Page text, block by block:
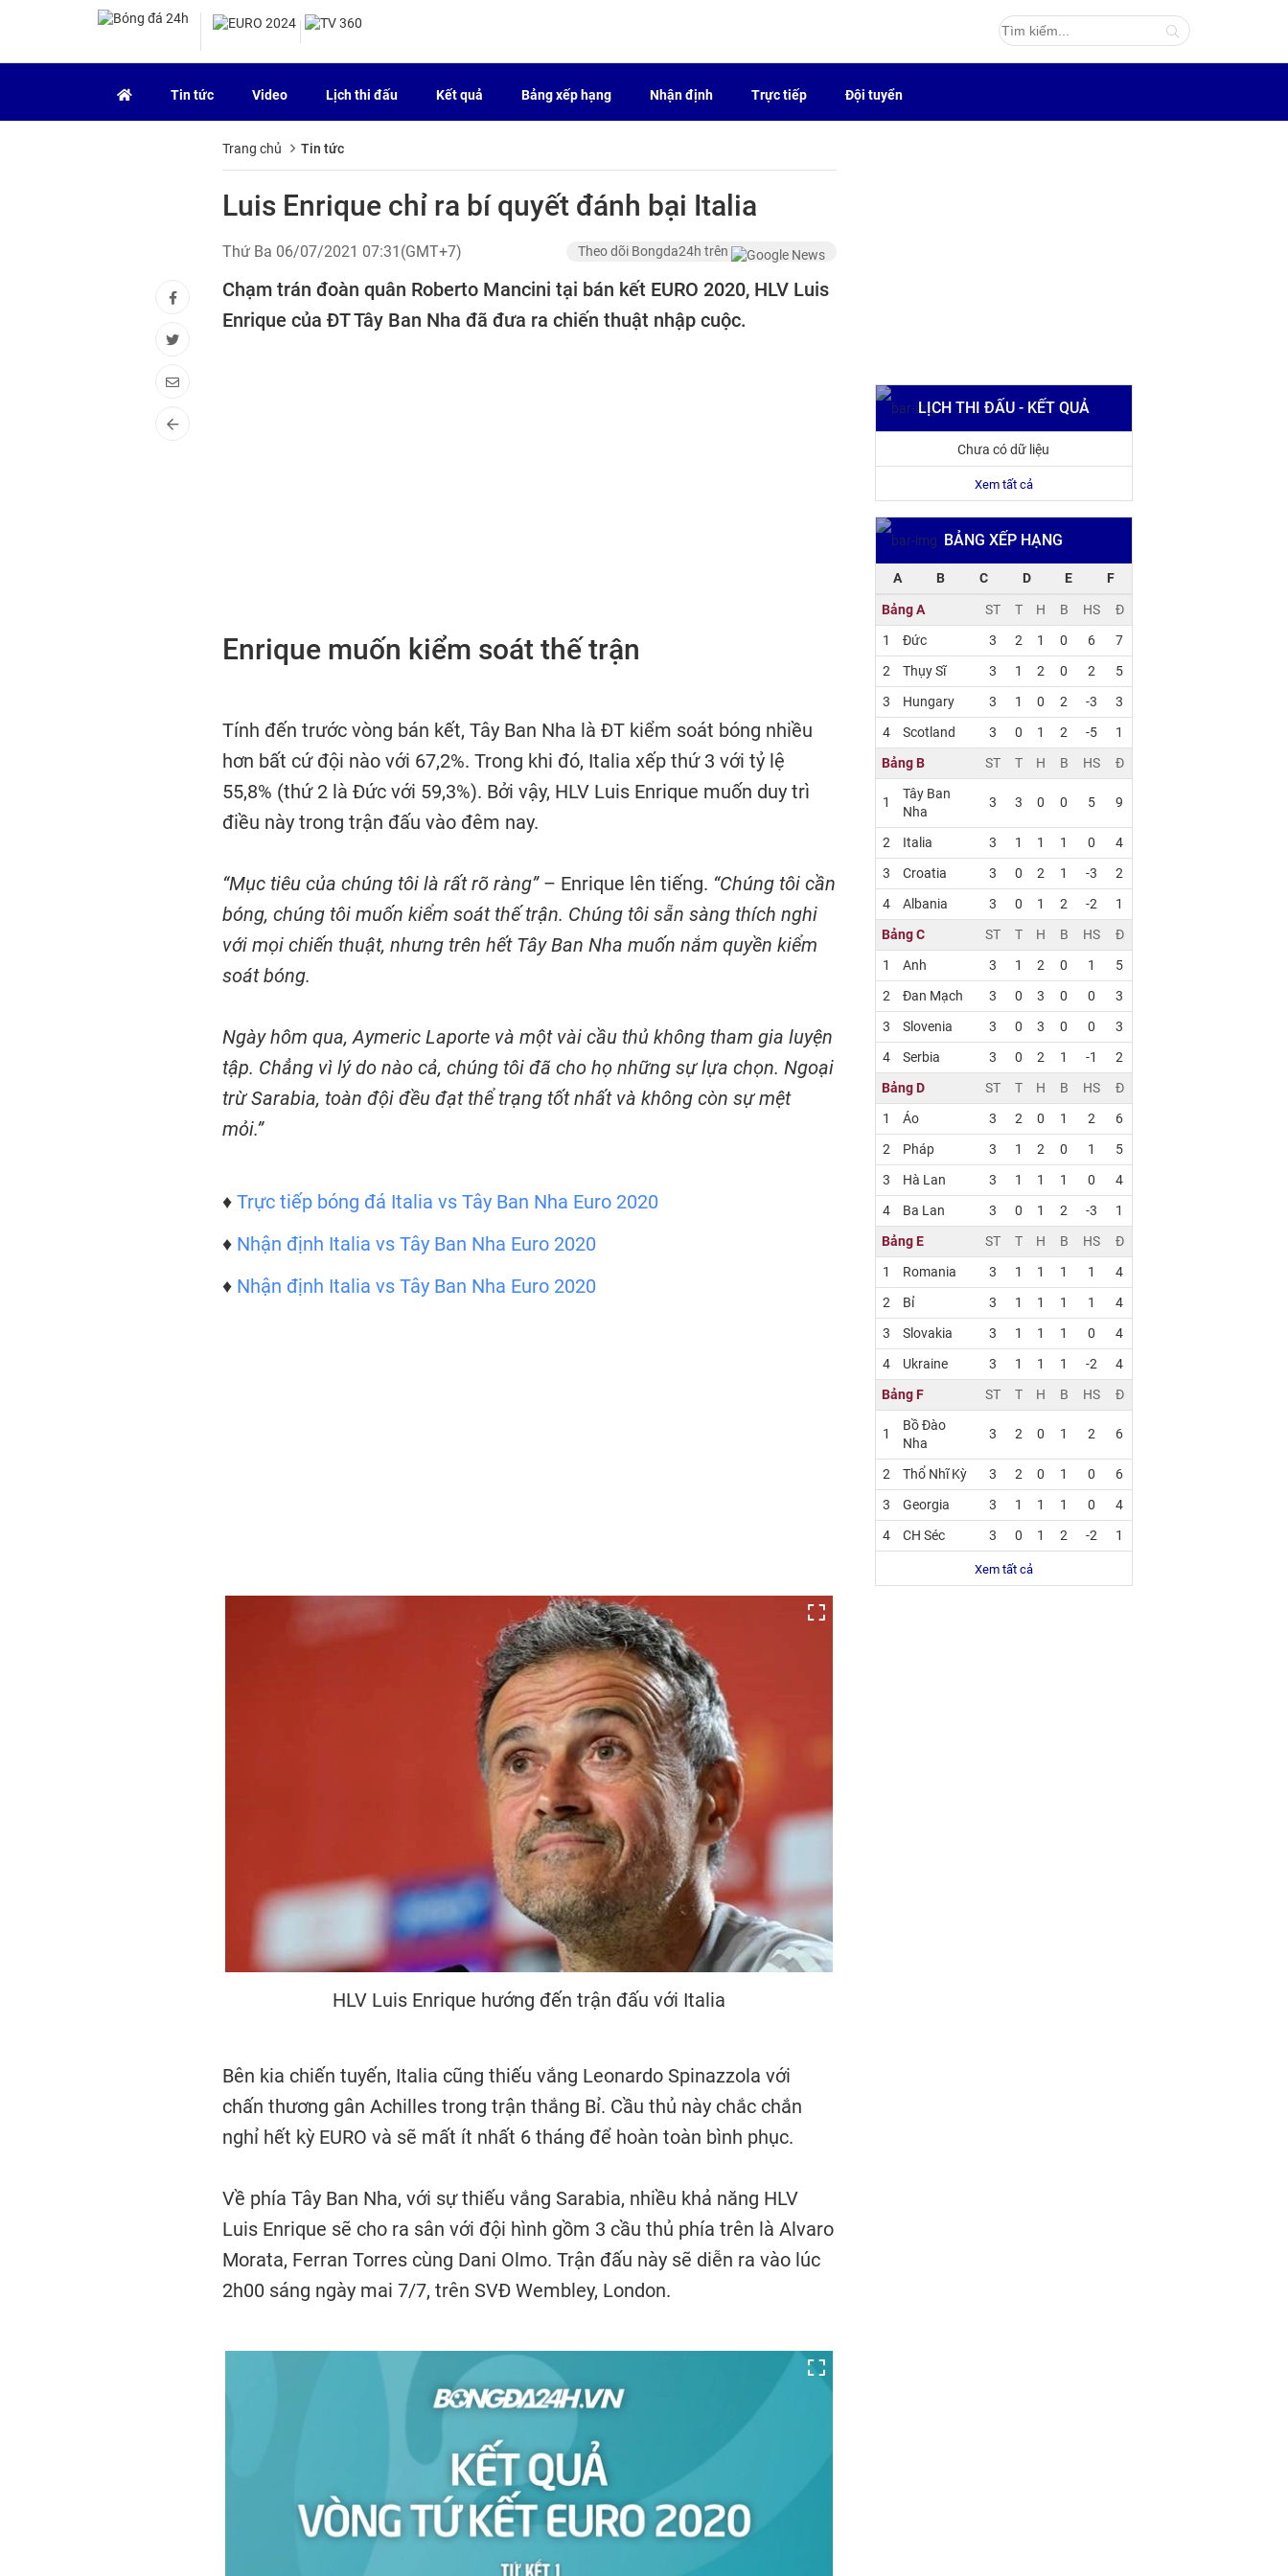
Tin tức Video Lịch thi đấu Kết quả Bảng xếp hạng Nhận định Trực tiếp Đội tuyển
Trang chủ Tin tức
Luis Enrique chỉ ra bí quyết đánh bại Italia
Thứ Ba 06/07/2021 07:31(GMT+7) Theo dõi Bongda24h trên
Chạm trán đoàn quân Roberto Mancini tại bán kết EURO 2020, HLV Luis
Enrique của ĐT Tây Ban Nha đã đưa ra chiến thuật nhập cuộc.
Enrique muốn kiểm soát thế trận
Tính đến trước vòng bán kết, Tây Ban Nha là ĐT kiểm soát bóng nhiều
hơn bất cứ đội nào với 67,2%. Trong khi đó, Italia xếp thứ 3 với tỷ lệ
55,8% (thứ 2 là Đức với 59,3%). Bởi vậy, HLV Luis Enrique muốn duy trì
điều này trong trận đấu vào đêm nay.
“Mục tiêu của chúng tôi là rất rõ ràng”– Enrique lên tiếng. “Chúng tôi cần
bóng, chúng tôi muốn kiểm soát thế trận. Chúng tôi sẵn sàng thích nghi
với mọi chiến thuật, nhưng trên hết Tây Ban Nha muốn nắm quyền kiểm
soát bóng.
Ngày hôm qua, Aymeric Laporte và một vài cầu thủ không tham gia luyện
tập. Chẳng vì lý do nào cả, chúng tôi đã cho họ những sự lựa chọn. Ngoại
trừ Sarabia, toàn đội đều đạt thể trạng tốt nhất và không còn sự mệt
mỏi.”
♦ Trực tiếp bóng đá Italia vs Tây Ban Nha Euro 2020
♦ Nhận định Italia vs Tây Ban Nha Euro 2020
♦ Nhận định Italia vs Tây Ban Nha Euro 2020
HLV Luis Enrique hướng đến trận đấu với Italia
Bên kia chiến tuyến, Italia cũng thiếu vắng Leonardo Spinazzola với
chấn thương gân Achilles trong trận thắng Bỉ. Cầu thủ này chắc chắn
nghỉ hết kỳ EURO và sẽ mất ít nhất 6 tháng để hoàn toàn bình phục.
Về phía Tây Ban Nha, với sự thiếu vắng Sarabia, nhiều khả năng HLV
Luis Enrique sẽ cho ra sân với đội hình gồm 3 cầu thủ phía trên là Alvaro
Morata, Ferran Torres cùng Dani Olmo. Trận đấu này sẽ diễn ra vào lúc
2h00 sáng ngày mai 7/7, trên SVĐ Wembley, London.
LỊCH THI ĐẤU - KẾT QUẢ
Chưa có dữ liệu
Xem tất cả
BẢNG XẾP HẠNG
A B C D E F
Bảng A ST T H B HS
Đ
1
Đức 3 2 1 0 6
7
2
Thụy Sĩ 3 1 2 0 2
5
3
Hungary 3 1 0 2 -3
3
4
Scotland 3 0 1 2 -5
1
Bảng B
ST T H B HS Đ
1
Tây Ban
Nha
3 3 0 0 5 9
2 Italia 3 1 1 1 0
4
3
Croatia 3 0 2 1 -3
2
4
Albania 3 0 1 2 -2
1
Bảng C
ST T H B HS
Đ
1
Anh 3 1 2 0 1
5
2
Đan Mạch 3 0 3 0 0
3
3
Slovenia 3 0 3 0 0
3
4
Serbia 3 0 2 1 -1
2
Bảng D
ST T H B HS
Đ
1
Áo 3 2 0 1 2
6
2
Pháp 3 1 2 0 1
5
3
Hà Lan 3 1 1 1 0
4
4
Ba Lan 3 0 1 2 -3
1
Bảng E
ST T H B HS
Đ
1
Romania 3 1 1 1 1
4
2
Bỉ 3 1 1 1 1
4
3
Slovakia 3 1 1 1 0
4
4
Ukraine 3 1 1 1 -2
4
Bảng F
ST T H B HS Đ
1
Bồ Đào
Nha
3 2 0 1 2 6
2 Thổ Nhĩ Kỳ 3 2 0 1 0
6
3
Georgia 3 1 1 1 0
4
4
CH Séc 3 0 1 2 -2 1
Xem tất cả